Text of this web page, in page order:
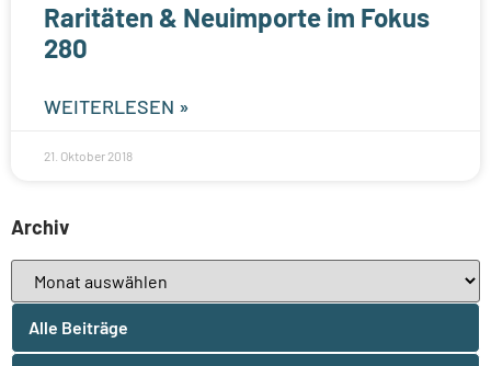
Raritäten & Neuimporte im Fokus
280
WEITERLESEN »
21. Oktober 2018
Archiv
Alle Beiträge